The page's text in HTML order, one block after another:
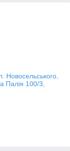
Новосельського,
Палія 100/3,